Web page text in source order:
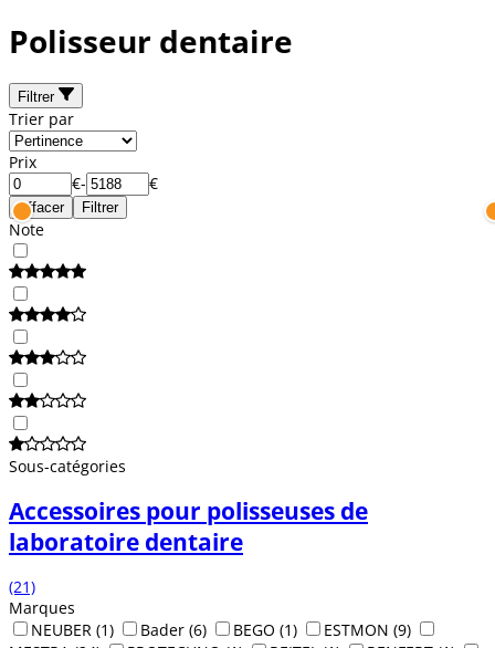
Polisseur dentaire
Filtrer
Trier par
Prix
€- €
Effacer Filtrer
Note
Sous-catégories
Accessoires pour polisseuses de
laboratoire dentaire
(21)
Marques
NEUBER (1) Bader (6) BEGO (1) ESTMON (9)